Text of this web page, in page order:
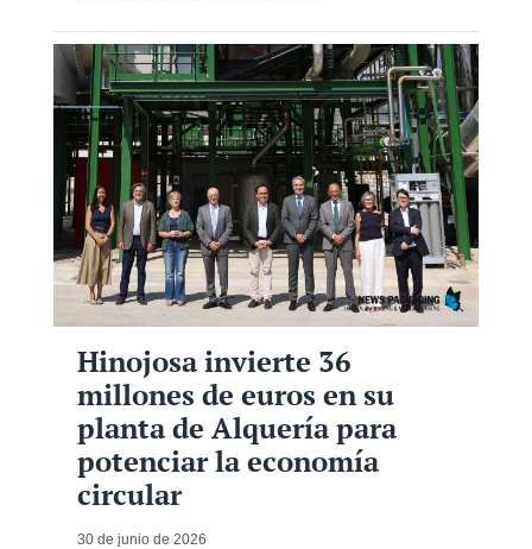
Hinojosa invierte 36
millones de euros en su
planta de Alquería para
potenciar la economía
circular
30 de junio de 2026